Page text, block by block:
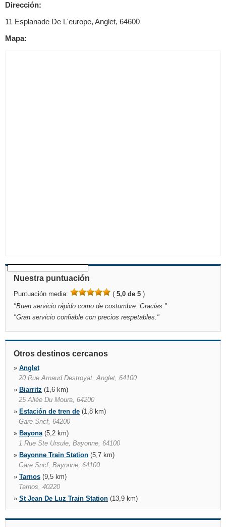
Dirección:
11 Esplanade De L'europe, Anglet, 64600
Mapa:
Nuestra puntuación
Puntuación media: ( 5,0 de 5 )
"Buen servicio rápido como de costumbre. Gracias. "
"Gran servicio confiable con precios respetables. "
Otros destinos cercanos
» Anglet
20 Rue Arnaud Destroyat, Anglet, 64100
» Biarritz (1,6 km)
25 Allée Du Moura, 64200
» Estación de tren de (1,8 km)
Gare Sncf, 64200
» Bayona(5,2 km)
1 Rue Ste Ursule, Bayonne, 64100
» Bayonne Train Station (5,7 km)
Gare Sncf, Bayonne, 64100
» Tarnos (9,5 km)
Tarnos, 40220
» St Jean De Luz Train Station (13,9 km)
Gare Sncf, Saint Jean De Luz, 64500
»Capbreton(19,9 km)